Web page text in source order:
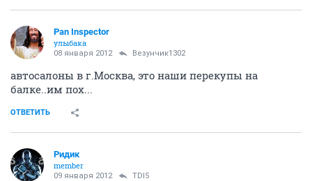
Pan Inspector
улыбака
08 января 2012 Везунчик1302
автосалоны в г.Москва, это наши перекупы на
балке..им пох...
ОТВЕТИТЬ
Ридик
member
09 января 2012 TDI5